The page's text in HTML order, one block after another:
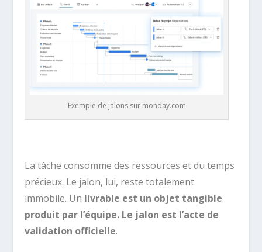
Exemple de jalons sur monday.com
La tâche consomme des ressources et du temps
précieux. Le jalon, lui, reste totalement
immobile. Un livrable est un objet tangible
produit par l’équipe. Le jalon est l’acte de
validation officielle.